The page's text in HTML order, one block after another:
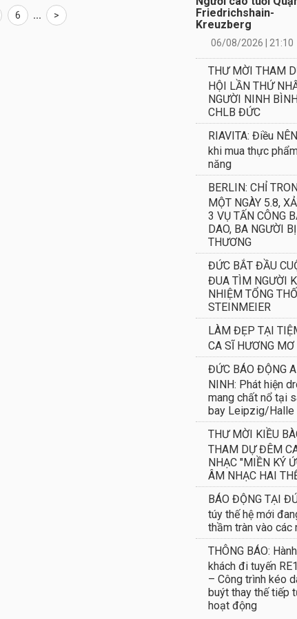
6 ... >
Friedrichshain-
Kreuzberg
06/08/2026 | 21:10
THƯ MỜI THAM
HỘI LẦN THỨ
NGƯỜI NINH
CHLB ĐỨC
RIAVITA: Điều
khi mua thực
năng
BERLIN: CHỈ
MỘT NGÀY 5.8,
3 VỤ TẤN CÔNG
DAO, BA NGƯỜI BỊ
THƯƠNG
ĐỨC BẮT ĐẦU
ĐUA TÌM NGƯỜI
NHIỆM TỔNG
STEINMEIER
LÀM ĐẸP TẠI
CA SĨ HƯƠNG MƠ
ĐỨC BÁO ĐỘNG
NINH: Phát hiện
mang chất nổ tại
bay Leipzig/Halle
THƯ MỜI KIỀU
THAM DỰ ĐÊM
NHẠC "MIỀN KÝ
ÂM NHẠC HAI
BÁO ĐỘNG TẠI
túy thế hệ mới
thầm tràn vào các
THÔNG BÁO: Hành
khách đi tuyến
– Công trình kéo
buýt thay thế tiếp
hoạt động